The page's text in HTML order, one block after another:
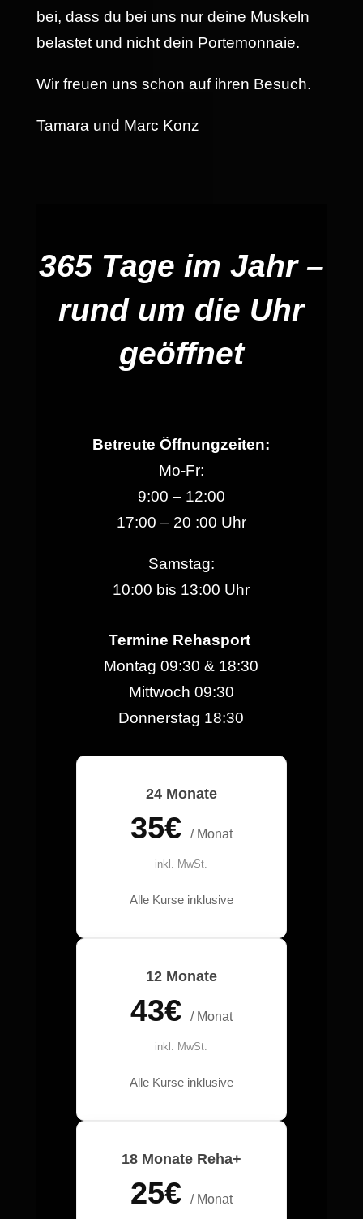
bei, dass du bei uns nur deine Muskeln
belastet und nicht dein Portemonnaie.
Wir freuen uns schon auf ihren Besuch.
Tamara und Marc Konz
365 Tage im Jahr –
rund um die Uhr
geöffnet
Betreute Öffnungzeiten:
Mo-Fr:
9:00 – 12:00
17:00 – 20 :00 Uhr
Samstag:
10:00 bis 13:00 Uhr
Termine Rehasport
Montag 09:30 & 18:30
Mittwoch 09:30
Donnerstag 18:30
24 Monate
35€ / Monat
inkl. MwSt.
Alle Kurse inklusive
12 Monate
43€ / Monat
inkl. MwSt.
Alle Kurse inklusive
18 Monate Reha+
25€ / Monat